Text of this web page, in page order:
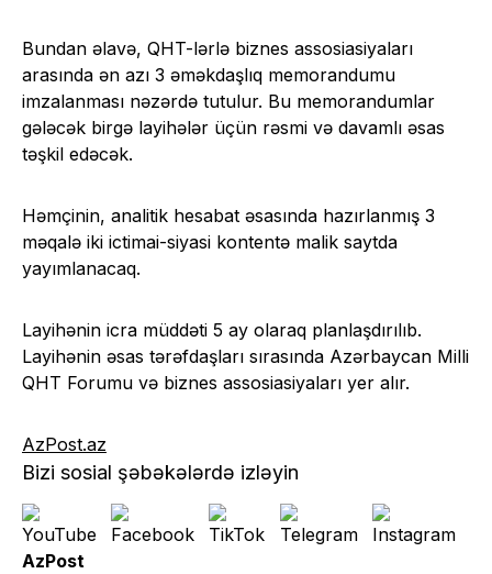
Bundan əlavə, QHT-lərlə biznes assosiasiyaları
arasında ən azı 3 əməkdaşlıq memorandumu
imzalanması nəzərdə tutulur. Bu memorandumlar
gələcək birgə layihələr üçün rəsmi və davamlı əsas
təşkil edəcək.
Həmçinin, analitik hesabat əsasında hazırlanmış 3
məqalə iki ictimai-siyasi kontentə malik saytda
yayımlanacaq.
Layihənin icra müddəti 5 ay olaraq planlaşdırılıb.
Layihənin əsas tərəfdaşları sırasında Azərbaycan Milli
QHT Forumu və biznes assosiasiyaları yer alır.
AzPost.az
Bizi sosial şəbəkələrdə izləyin
AzPost